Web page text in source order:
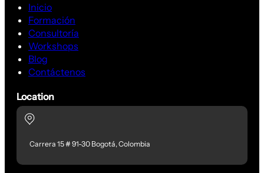
Inicio
Formación
Consultoría
Workshops
Blog
Contáctenos
Location
Carrera 15 # 91-30 Bogotá, Colombia